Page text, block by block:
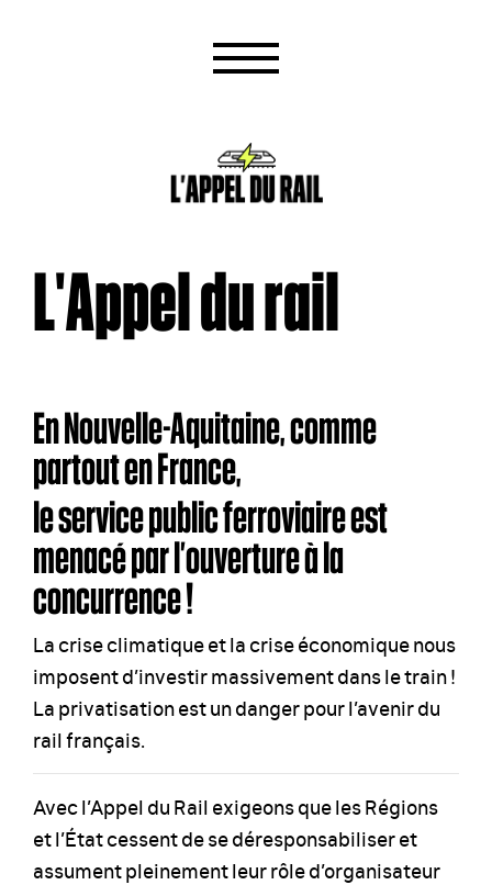
L'Appel du rail
En Nouvelle-Aquitaine, comme
partout en France,
le service public ferroviaire est
menacé par l’ouverture à la
concurrence !
La crise climatique et la crise économique nous
imposent d’investir massivement dans le train !
La privatisation est un danger pour l’avenir du
rail français.
Avec l’Appel du Rail exigeons que les Régions
et l’État cessent de se déresponsabiliser et
assument pleinement leur rôle d’organisateur